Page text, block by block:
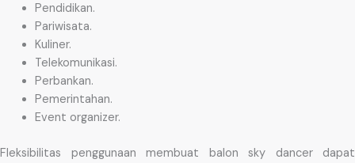
Pendidikan.
Pariwisata.
Kuliner.
Telekomunikasi.
Perbankan.
Pemerintahan.
Event organizer.
Fleksibilitas penggunaan membuat balon sky dancer dapat